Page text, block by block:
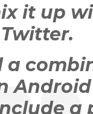
it up
Twitter.
a
a